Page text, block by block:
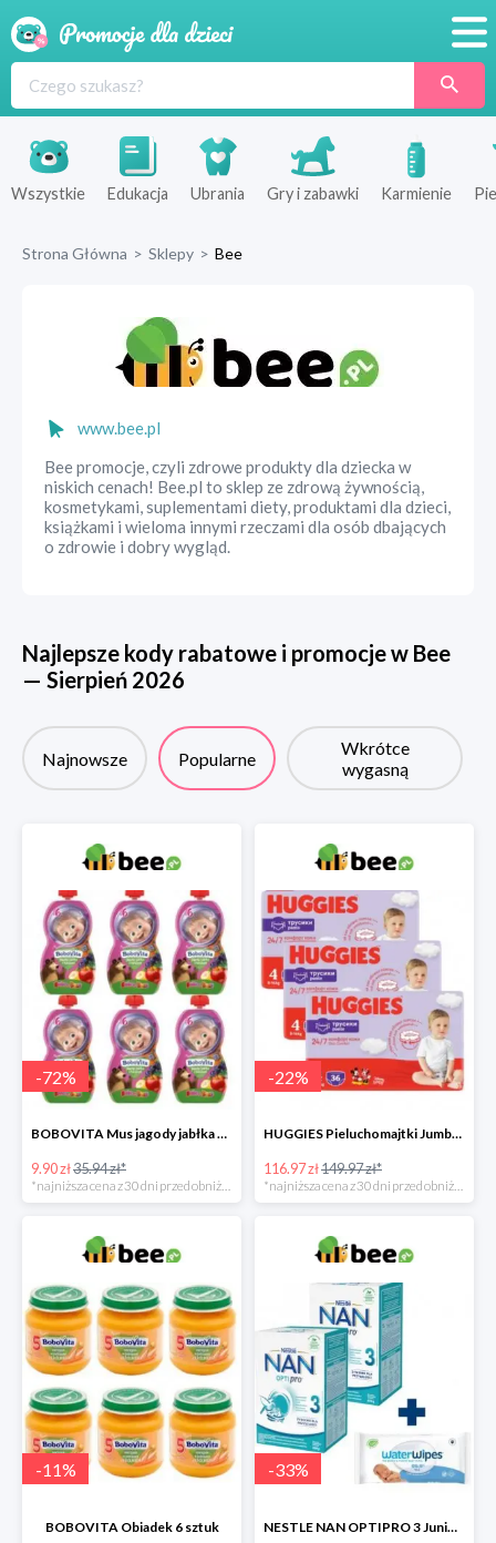
Produkty
Sklepy
Wszystkie Edukacja Ubrania Gry i zabawki Karmienie
Strona Główna > Sklepy > Bee
www.bee.pl
Bee promocje, czyli zdrowe produkty dla dziecka w
niskich cenach! Bee.pl to sklep ze zdrową żywnością,
kosmetykami, suplementami diety, produktami dla dzieci,
książkami i wieloma innymi rzeczami dla osób dbających
o zdrowie i dobry wygląd.
Najlepsze kody rabatowe i promocje w Bee
— Sierpień 2026
Najnowsze Popularne
Wkrótce
wygasną
-72%
BOBOVITA Mus jagody jabłka banan 6 sztuk
9.90 zł35.94 zł*
*najniższa cena z 30 dni przed obniżką
-22%
HUGGIES Pieluchomajtki Jumbo 4 3x36szt.
116.97 zł149.97 zł*
*najniższa cena z 30 dni przed obniżką
-11%
BOBOVITA Obiadek 6 sztuk
-33%
NESTLE NAN OPTIPRO 3 Junior + Waterwipes Chusteczki nawilżane gratis